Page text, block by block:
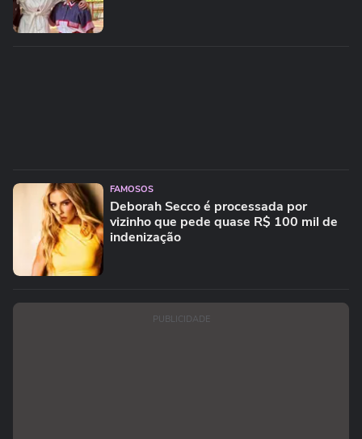
FAMOSOS
Deborah Secco é processada por
vizinho que pede quase R$ 100 mil de
indenização
PUBLICIDADE